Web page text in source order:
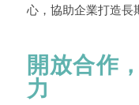
心，協助企業打造長
開放合作
力